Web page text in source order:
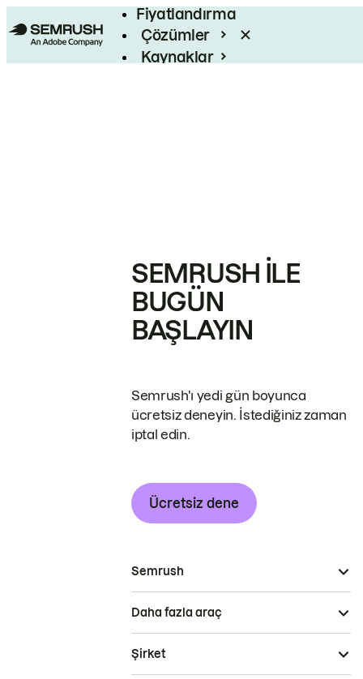
Fiyatlandırma
Çözümler
Kaynaklar
SEMRUSH ILE
BUGÜN
BAŞLAYIN
Semrush'ı yedi gün boyunca
ücretsiz deneyin. İstediğiniz zaman
iptal edin.
Ücretsiz dene
Semrush
Daha fazla araç
Şirket